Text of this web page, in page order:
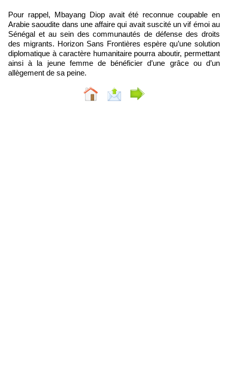
Pour rappel, Mbayang Diop avait été reconnue coupable en
Arabie saoudite dans une affaire qui avait suscité un vif émoi au
Sénégal et au sein des communautés de défense des droits
des migrants. Horizon Sans Frontières espère qu’une solution
diplomatique à caractère humanitaire pourra aboutir, permettant
ainsi à la jeune femme de bénéficier d’une grâce ou d’un
allègement de sa peine.